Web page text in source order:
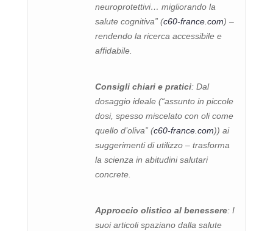
neuroprotettivi… migliorando la
salute cognitiva” (c60-france.com) –
rendendo la ricerca accessibile e
affidabile.
Consigli chiari e pratici: Dal
dosaggio ideale (“assunto in piccole
dosi, spesso miscelato con oli come
quello d’oliva” (c60-france.com)) ai
suggerimenti di utilizzo – trasforma
la scienza in abitudini salutari
concrete.
Approccio olistico al benessere: I
suoi articoli spaziano dalla salute